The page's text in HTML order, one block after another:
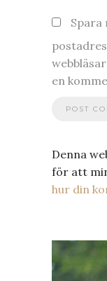
Spara
en
Denna
för att
hur din